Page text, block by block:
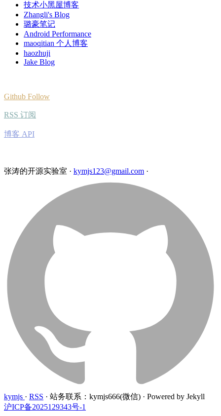
技术小黑屋博客
Zhangli's Blog
璐豪笔记
Android Performance
maoqitian 个人博客
haozhuji
Jake Blog
Github Follow
RSS 订阅
博客 API
张涛的开源实验室 · kymjs123@gmail.com ·
kymjs · RSS · 站务联系：kymjs666(微信) · Powered by Jekyll
沪ICP备2025129343号-1